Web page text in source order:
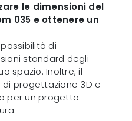
le dimensioni del
035 e ottenere un
di
standard degli
spazio. Inoltre, il
progettazione 3D e
per un progetto